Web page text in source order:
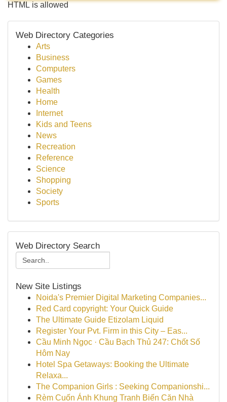
HTML is allowed
Web Directory Categories
Arts
Business
Computers
Games
Health
Home
Internet
Kids and Teens
News
Recreation
Reference
Science
Shopping
Society
Sports
Web Directory Search
New Site Listings
Noida's Premier Digital Marketing Companies...
Red Card copyright: Your Quick Guide
The Ultimate Guide Etizolam Liquid
Register Your Pvt. Firm in this City – Eas...
Cầu Minh Ngọc · Cầu Bạch Thủ 247: Chốt Số
Hôm Nay
Hotel Spa Getaways: Booking the Ultimate
Relaxa...
The Companion Girls : Seeking Companionshi...
Rèm Cuốn Ánh Khung Tranh Biến Căn Nhà